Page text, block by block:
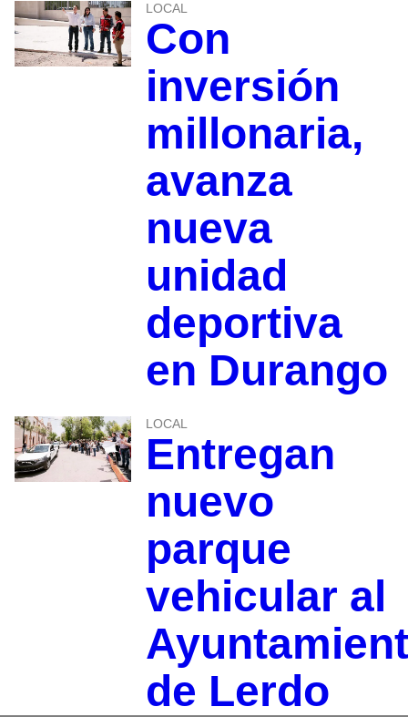
LOCAL
Con
inversión
millonaria,
avanza
nueva
unidad
deportiva
en Durango
LOCAL
Entregan
nuevo
parque
vehicular al
de Lerdo